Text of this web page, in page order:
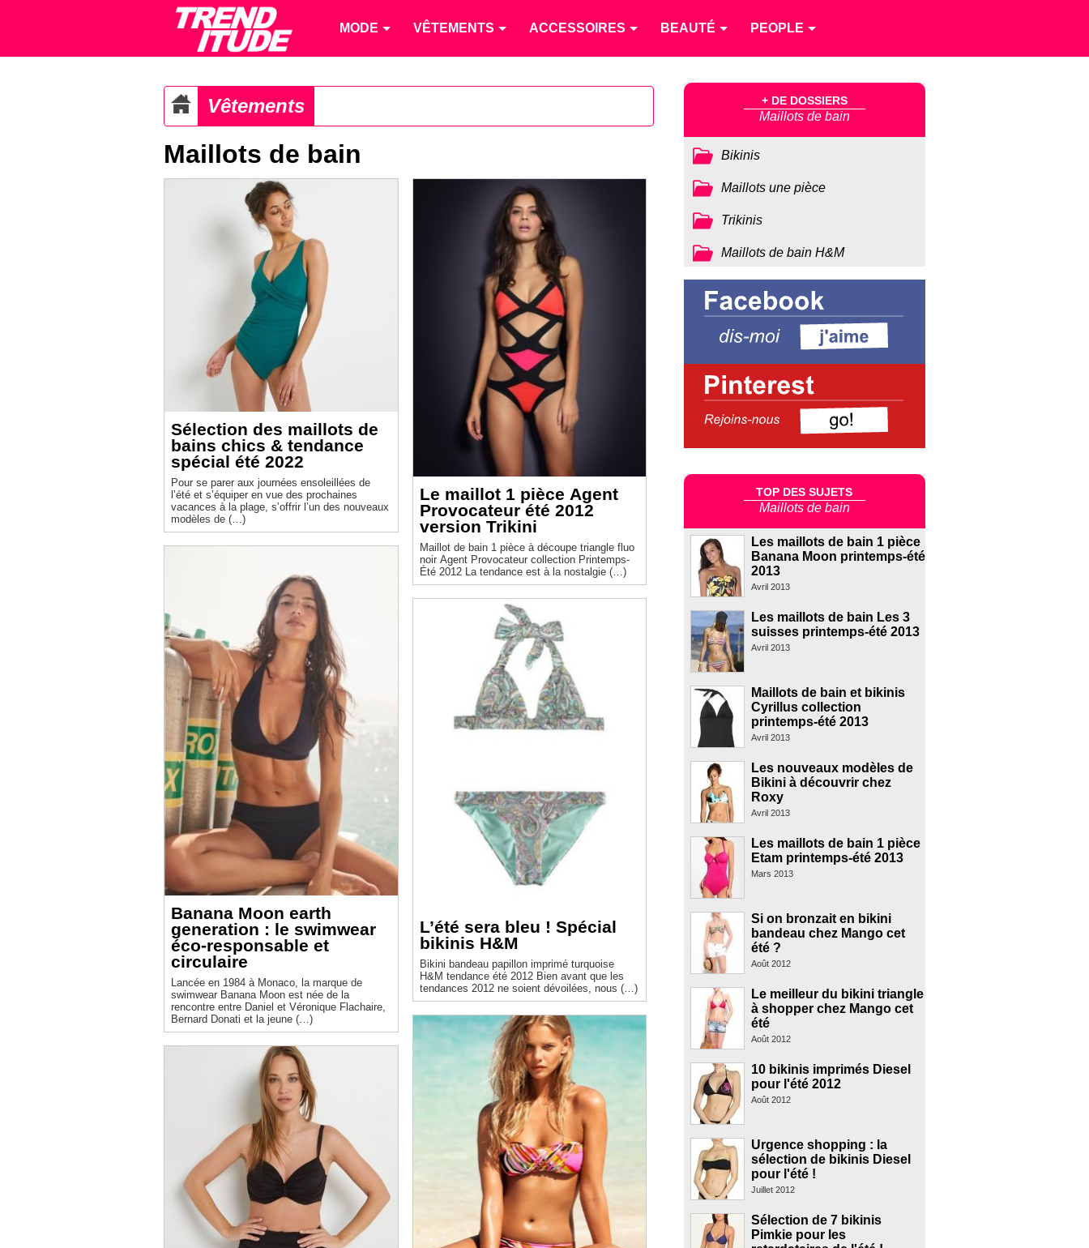
MODE VÊTEMENTS ACCESSOIRES BEAUTÉ PEOPLE
Vêtements
Maillots de bain
Sélection des maillots de
bains chics & tendance
spécial été 2022
Pour se parer aux journées ensoleillées de
l’été et s’équiper en vue des prochaines
vacances à la plage, s’offrir l’un des nouveaux
modèles de (…)
Banana Moon earth
generation : le swimwear
éco-responsable et
circulaire
Lancée en 1984 à Monaco, la marque de
swimwear Banana Moon est née de la
rencontre entre Daniel et Véronique Flachaire,
Bernard Donati et la jeune (…)
Le maillot 1 pièce Agent
Provocateur été 2012
version Trikini
Maillot de bain 1 pièce à découpe triangle fluo
noir Agent Provocateur collection Printemps-
Été 2012 La tendance est à la nostalgie (…)
L’été sera bleu ! Spécial
bikinis H&M
Bikini bandeau papillon imprimé turquoise
H&M tendance été 2012 Bien avant que les
tendances 2012 ne soient dévoilées, nous (…)
+ DE DOSSIERS
Maillots de bain
Bikinis
Maillots une pièce
Trikinis
Maillots de bain H&M
TOP DES SUJETS
Maillots de bain
Les maillots de bain 1 pièce
Banana Moon printemps-été
2013
Avril 2013
Les maillots de bain Les 3
suisses printemps-été 2013
Avril 2013
Maillots de bain et bikinis
Cyrillus collection
printemps-été 2013
Avril 2013
Les nouveaux modèles de
Bikini à découvrir chez
Roxy
Avril 2013
Les maillots de bain 1 pièce
Etam printemps-été 2013
Mars 2013
Si on bronzait en bikini
bandeau chez Mango cet
été ?
Août 2012
Le meilleur du bikini triangle
à shopper chez Mango cet
été
Août 2012
10 bikinis imprimés Diesel
pour l'été 2012
Août 2012
Urgence shopping : la
sélection de bikinis Diesel
pour l'été !
Juillet 2012
Sélection de 7 bikinis
Pimkie pour les